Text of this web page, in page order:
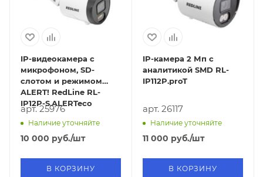
IP-видеокамера с
микрофоном, SD-
слотом и режимом
ALERT! RedLine RL-
IP12P-S.ALERTeco
арт. 25976
Наличие уточняйте
10 000 руб./шт
В КОРЗИНУ
IP-камера 2 Мп с
аналитикой SMD RL-
IP112P.proT
арт. 26117
Наличие уточняйте
11 000 руб./шт
В КОРЗИНУ